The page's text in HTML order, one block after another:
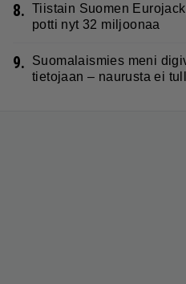
8. Tiistain Suomen
potti nyt 32 miljoonaa
9.
Suomalaismies meni
tietojaan – naurusta ei